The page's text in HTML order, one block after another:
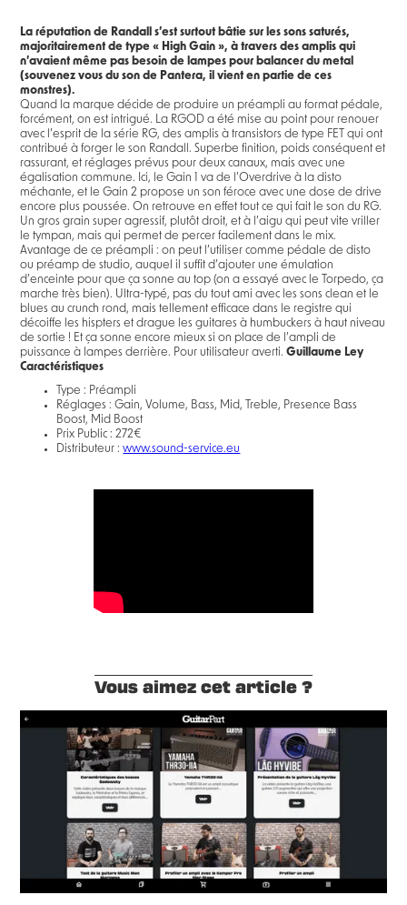
La réputation de Randall s’est surtout bâtie sur les sons saturés,
majoritairement de type « High Gain », à travers des amplis qui
n’avaient même pas besoin de lampes pour balancer du metal
(souvenez vous du son de Pantera, il vient en partie de ces
monstres).
Quand la marque décide de produire un préampli au format pédale,
forcément, on est intrigué. La RGOD a été mise au point pour renouer
avec l’esprit de la série RG, des amplis à transistors de type FET qui ont
contribué à forger le son Randall. Superbe finition, poids conséquent et
rassurant, et réglages prévus pour deux canaux, mais avec une
égalisation commune. Ici, le Gain 1 va de l’Overdrive à la disto
méchante, et le Gain 2 propose un son féroce avec une dose de drive
encore plus poussée. On retrouve en effet tout ce qui fait le son du RG.
Un gros grain super agressif, plutôt droit, et à l’aigu qui peut vite vriller
le tympan, mais qui permet de percer facilement dans le mix.
Avantage de ce préampli : on peut l’utiliser comme pédale de disto
ou préamp de studio, auquel il suffit d’ajouter une émulation
d’enceinte pour que ça sonne au top (on a essayé avec le Torpedo, ça
marche très bien). Ultra-typé, pas du tout ami avec les sons clean et le
blues au crunch rond, mais tellement efficace dans le registre qui
décoiffe les hispters et drague les guitares à humbuckers à haut niveau
de sortie ! Et ça sonne encore mieux si on place de l’ampli de
puissance à lampes derrière. Pour utilisateur averti.Guillaume Ley
Caractéristiques
Type : Préampli
Réglages : Gain, Volume, Bass, Mid, Treble, Presence Bass
Boost, Mid Boost
Prix Public : 272€
Distributeur :www.sound-service.eu
Vous aimez cet article ?